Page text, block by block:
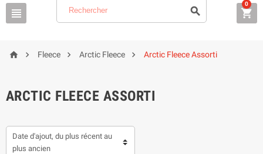
  
0
  Fleece  Arctic Fleece  Arctic Fleece Assorti
ARCTIC FLEECE ASSORTI
Date d'ajout, du plus récent au
plus ancien